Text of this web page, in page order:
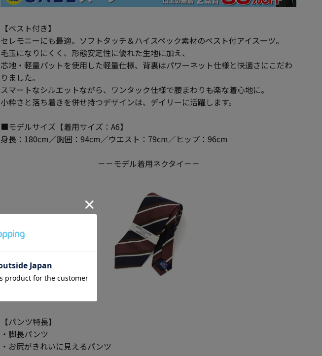
【ベスト付き】
セレモニーにも最適。ソフトタッチ＆ハイスペック素材のベスト付アイスーツ。
毛玉になりにくく、形態安定性に優れた生地に加え、
芯地・軽量パットを使用した軽量仕様、背裏はパワーネット仕様と快適さにこだわ
りました。
スマートなシルエットながら、ワンタック仕様で腰まわりも楽な着心地に。
小粋さと落ち着きを併せ持つデザインは、デイリーに活躍します。
■モデルサイズ【着用サイズ：A6】
身長：180cm／胸囲：94cm／ウエスト：79cm／ヒップ：96cm
－－モデル着用ネクタイ－－
【パンツ特長】
・脚長パンツ
・お尻がきれいに見えるパンツ